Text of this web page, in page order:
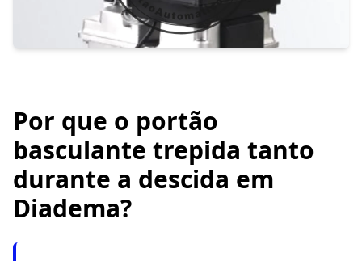
Por que o portão
basculante trepida tanto
durante a descida em
Diadema?